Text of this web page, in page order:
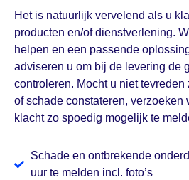
Het is natuurlijk vervelend als u
producten en/of dienstverlening.
helpen en een passende
adviseren u om bij de levering de
controleren. Mocht u niet tevreden
of schade constateren, verzoeken
klacht zo spoedig mogelijk te
Schade en ontbrekende
uur te melden incl. foto’s